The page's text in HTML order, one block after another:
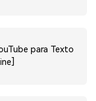
para Texto